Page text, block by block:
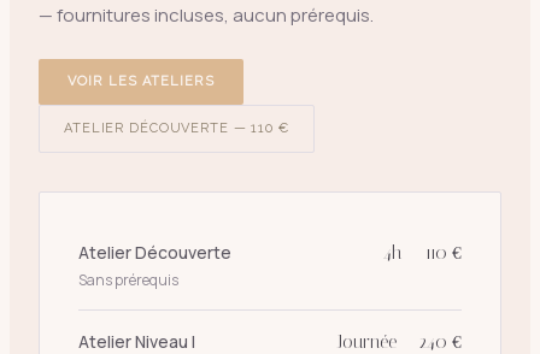
— fournitures incluses, aucun prérequis.
VOIR LES ATELIERS
ATELIER DÉCOUVERTE — 110 €
Atelier Découverte
Sans prérequis
4h — 110 €
Atelier Niveau I Journée — 240 €